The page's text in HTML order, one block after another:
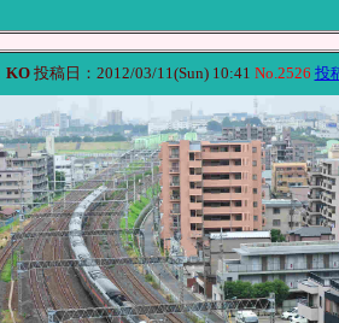
KO投稿日：2012/03/11(Sun) 10:41 No.2526 投